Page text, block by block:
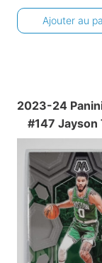
Ajouter au
2023-24
#147 Jayson